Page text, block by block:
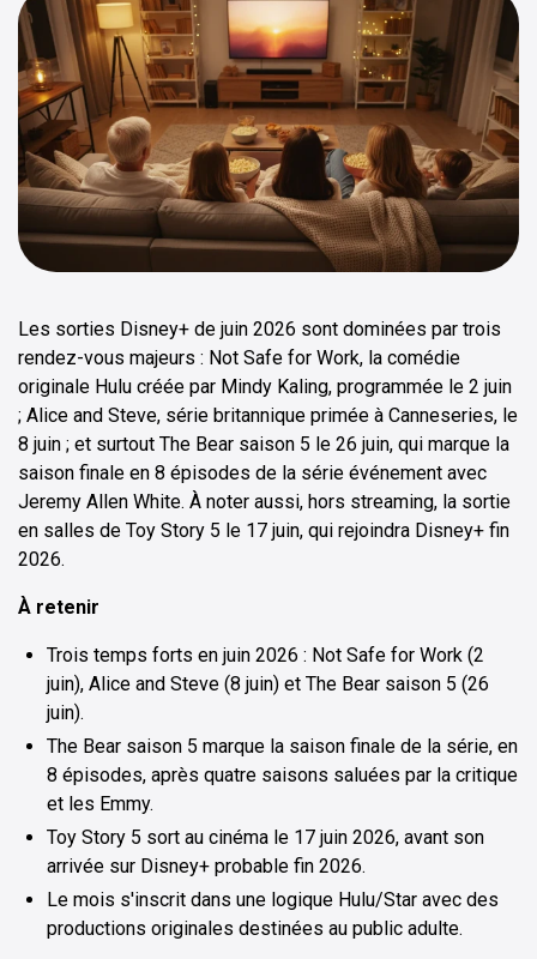
Les sorties Disney+ de juin 2026 sont dominées par trois
rendez-vous majeurs : Not Safe for Work, la comédie
originale Hulu créée par Mindy Kaling, programmée le 2 juin
; Alice and Steve, série britannique primée à Canneseries, le
8 juin ; et surtout The Bear saison 5 le 26 juin, qui marque la
saison finale en 8 épisodes de la série événement avec
Jeremy Allen White. À noter aussi, hors streaming, la sortie
en salles de Toy Story 5 le 17 juin, qui rejoindra Disney+ fin
2026.
À retenir
Trois temps forts en juin 2026 : Not Safe for Work (2
juin), Alice and Steve (8 juin) et The Bear saison 5 (26
juin).
The Bear saison 5 marque la saison finale de la série, en
8 épisodes, après quatre saisons saluées par la critique
et les Emmy.
Toy Story 5 sort au cinéma le 17 juin 2026, avant son
arrivée sur Disney+ probable fin 2026.
Le mois s'inscrit dans une logique Hulu/Star avec des
productions originales destinées au public adulte.